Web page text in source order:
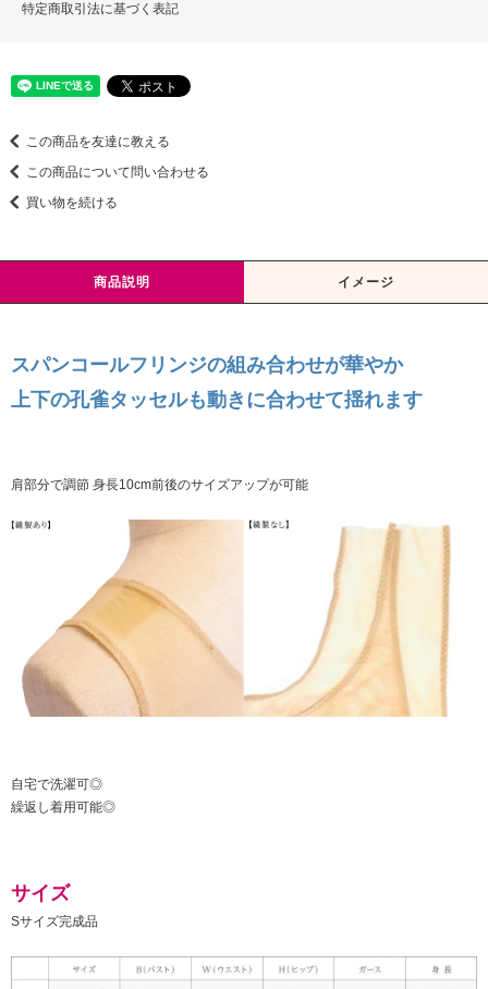
特定商取引法に基づく表記
この商品を友達に教える
この商品について問い合わせる
買い物を続ける
商品説明 イメージ
スパンコールフリンジの組み合わせが華やか
上下の孔雀タッセルも動きに合わせて揺れます
肩部分で調節 身長10cm前後のサイズアップが可能
自宅で洗濯可◎
繰返し着用可能◎
サイズ
Sサイズ完成品